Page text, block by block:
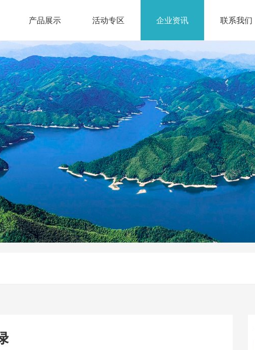
产品展示 活动专区 企业资讯 联系我们